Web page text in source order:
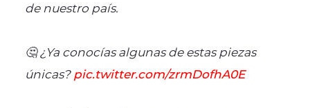
de nuestro país.
🤔 ¿Ya conocías algunas de estas piezas
únicas? pic.twitter.com/zrmDofhA0E